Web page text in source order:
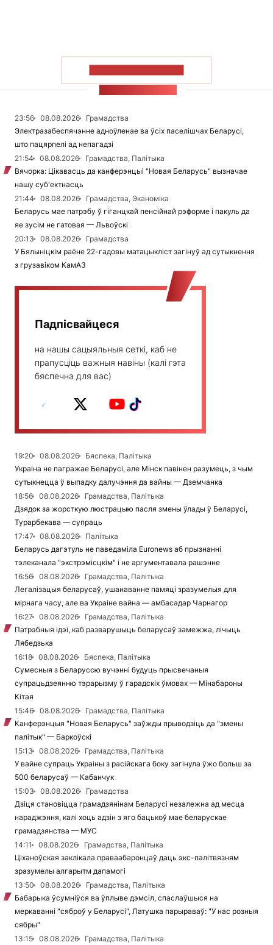
23:56 08.08.2026
Грамадства
Электразабеспячэнне адноўленае ва ўсіх паселішчах Беларусі,
што пацярпелі ад непагадзі
21:54
08.08.2026
Грамадства, Палітыка
Вячорка: Цікавасць да канферэнцыі "Новая Беларусь" вызначае
нашу суб'ектнасць
21:44
08.08.2026
Грамадства, Эканоміка
Беларусь мае патрэбу ў гіганцкай пенсійнай рэформе і пакуль да
яе зусім не гатовая — Львоўскі
20:13
08.08.2026
Грамадства
У Бялыніцкім раёне 22-гадовы матацыкліст загінуў ад сутыкнення
з грузавіком КамАЗ
Падпісвайцеся
на нашы сацыяльныя сеткі, каб не
прапусціць важныя навіны (калі гэта
бяспечна для вас)
19:20 08.08.2026
Бяспека, Палітыка
Украіна не пагражае Беларусі, але Мінск павінен разумець, з чым
сутыкнецца ў выпадку далучэння да вайны — Дземчанка
18:56
08.08.2026
Грамадства, Палітыка
Дзядок за жорсткую люстрацыю пасля змены ўлады ў Беларусі,
Турарбекава — супраць
17:47
08.08.2026
Палітыка
Беларусь дагэтуль не паведаміла Euronews аб прызнанні
тэлеканала "экстрэмісцкім" і не аргументавала рашэнне
16:56
08.08.2026
Грамадства, Палітыка
Легалізацыя беларусаў, ушанаванне памяці зразумелыя для
мірнага часу, але ва Украіне вайна — амбасадар Чарнагор
16:27
08.08.2026
Грамадства, Палітыка
Патрэбныя ідэі, каб разварушыць беларусаў замежжа, лічыць
Лябедзька
16:18
08.08.2026
Бяспека, Палітыка
Сумесныя з Беларуссю вучэнні будуць прысвечаныя
супрацьдзеянню тэрарызму ў гарадскіх ўмовах — Мінабароны
Кітая
15:46
08.08.2026
Грамадства, Палітыка
Канферэнцыя "Новая Беларусь" заўжды прыводзіць да "змены
палітык" — Баркоўскі
15:13
08.08.2026
Грамадства, Палітыка
У вайне супраць Украіны з расійскага боку загінула ўжо больш за
500 беларусаў — Кабанчук
15:03
08.08.2026
Грамадства
Дзіця становіцца грамадзянінам Беларусі незалежна ад месца
нараджэння, калі хоць адзін з яго бацькоў мае беларускае
грамадзянства — МУС
14:11
08.08.2026
Грамадства, Палітыка
Ціханоўская заклікала праваабаронцаў даць экс-палітвязням
зразумелы алгарытм дапамогі
13:50
08.08.2026
Грамадства, Палітыка
Бабарыка ўсумніўся ва ўплыве дэмсіл, спаслаўшыся на
меркаванні "сяброў у Беларусі", Латушка парыраваў: "У нас розныя
сябры"
13:15
08.08.2026
Грамадства, Палітыка